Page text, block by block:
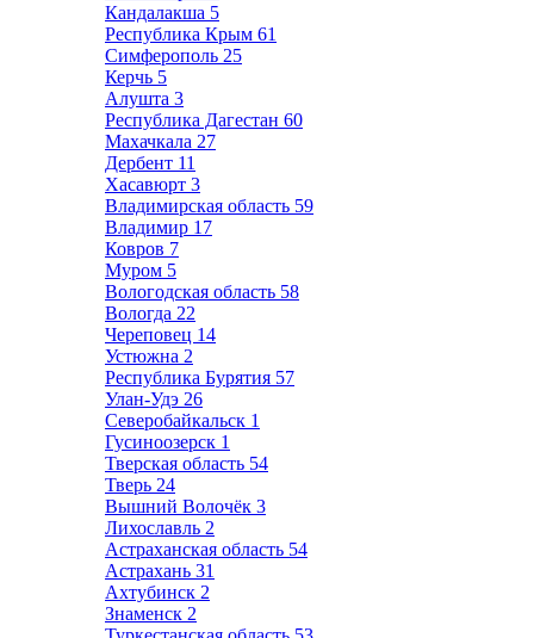
Кандалакша 5
Республика Крым 61
Симферополь 25
Керчь 5
Алушта 3
Республика Дагестан 60
Махачкала 27
Дербент 11
Хасавюрт 3
Владимирская область 59
Владимир 17
Ковров 7
Муром 5
Вологодская область 58
Вологда 22
Череповец 14
Устюжна 2
Республика Бурятия 57
Улан-Удэ 26
Северобайкальск 1
Гусиноозерск 1
Тверская область 54
Тверь 24
Вышний Волочёк 3
Лихославль 2
Астраханская область 54
Астрахань 31
Ахтубинск 2
Знаменск 2